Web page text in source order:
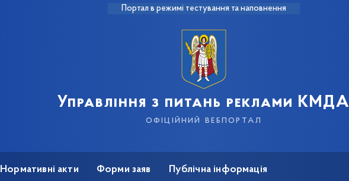
Портал в режимі тестування та наповнення
Управління з питань реклами КМДА
офіційний вебпортал
Нормативні акти Форми заяв Публічна інформація